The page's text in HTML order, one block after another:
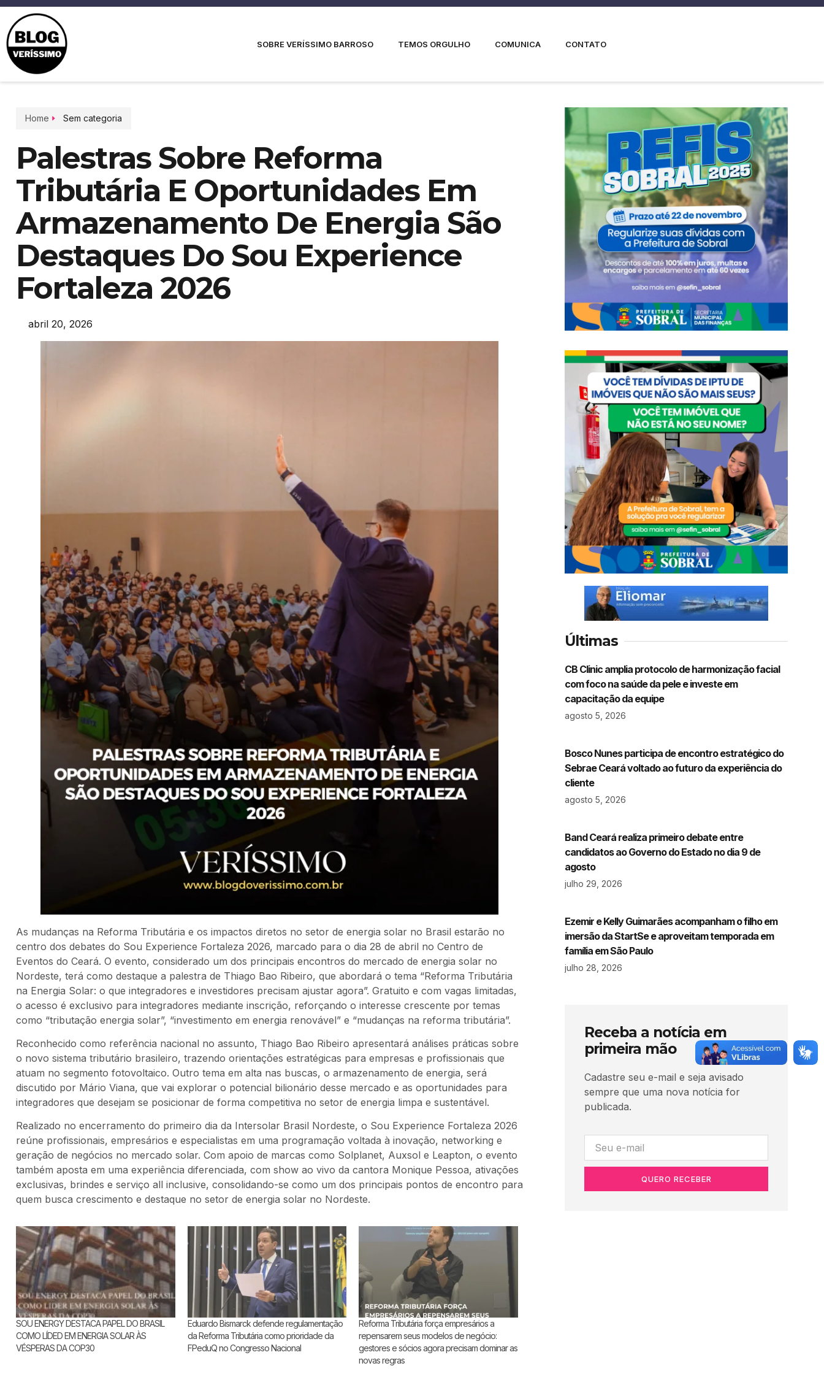
SOBRE VERÍSSIMO BARROSO TEMOS ORGULHO COMUNICA CONTATO
Home Sem categoria
Palestras Sobre Reforma
Tributária E Oportunidades Em
Armazenamento De Energia São
Destaques Do Sou Experience
Fortaleza 2026
abril 20, 2026
As mudanças na Reforma Tributária e os impactos diretos no setor de energia solar no Brasil estarão no
centro dos debates do Sou Experience Fortaleza 2026, marcado para o dia 28 de abril no Centro de
Eventos do Ceará. O evento, considerado um dos principais encontros do mercado de energia solar no
Nordeste, terá como destaque a palestra de Thiago Bao Ribeiro, que abordará o tema “Reforma Tributária
na Energia Solar: o que integradores e investidores precisam ajustar agora”. Gratuito e com vagas limitadas,
o acesso é exclusivo para integradores mediante inscrição, reforçando o interesse crescente por temas
como “tributação energia solar”, “investimento em energia renovável” e “mudanças na reforma tributária”.
Reconhecido como referência nacional no assunto, Thiago Bao Ribeiro apresentará análises práticas sobre
o novo sistema tributário brasileiro, trazendo orientações estratégicas para empresas e profissionais que
atuam no segmento fotovoltaico. Outro tema em alta nas buscas, o armazenamento de energia, será
discutido por Mário Viana, que vai explorar o potencial bilionário desse mercado e as oportunidades para
integradores que desejam se posicionar de forma competitiva no setor de energia limpa e sustentável.
Realizado no encerramento do primeiro dia da Intersolar Brasil Nordeste, o Sou Experience Fortaleza 2026
reúne profissionais, empresários e especialistas em uma programação voltada à inovação, networking e
geração de negócios no mercado solar. Com apoio de marcas como Solplanet, Auxsol e Leapton, o evento
também aposta em uma experiência diferenciada, com show ao vivo da cantora Monique Pessoa, ativações
exclusivas, brindes e serviço all inclusive, consolidando-se como um dos principais pontos de encontro para
quem busca crescimento e destaque no setor de energia solar no Nordeste.
SOU ENERGY DESTACA PAPEL DO BRASIL
COMO LÍDED EM ENERGIA SOLAR ÀS
VÉSPERAS DA COP30
Eduardo Bismarck defende regulamentação
da Reforma Tributária como prioridade da
FPeduQ no Congresso Nacional
Reforma Tributária força empresários a
repensarem seus modelos de negócio:
gestores e sócios agora precisam dominar as
novas regras
Últimas
CB Clinic amplia protocolo de harmonização facial
com foco na saúde da pele e investe em
capacitação da equipe
agosto 5, 2026
Bosco Nunes participa de encontro estratégico do
Sebrae Ceará voltado ao futuro da experiência do
cliente
agosto 5, 2026
Band Ceará realiza primeiro debate entre
candidatos ao Governo do Estado no dia 9 de
agosto
julho 29, 2026
Ezemir e Kelly Guimarães acompanham o filho em
imersão da StartSe e aproveitam temporada em
família em São Paulo
julho 28, 2026
Receba a notícia em
primeira mão
Cadastre seu e-mail e seja avisado
sempre que uma nova notícia for
publicada.
QUERO RECEBER